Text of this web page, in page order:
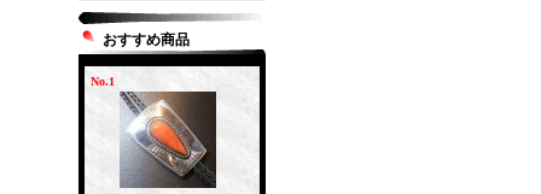
おすすめ商品
No.1